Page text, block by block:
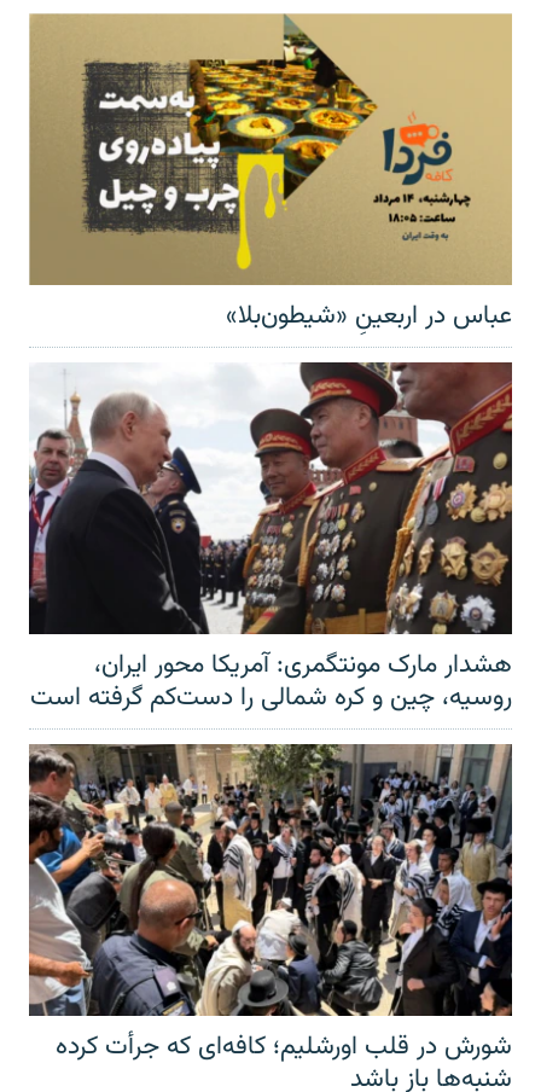
عباس در اربعینِ «شیطون‌بلا»
هشدار مارک مونتگمری: آمریکا محور ایران،
روسیه، چین و کره شمالی را دست‌کم گرفته است
شورش در قلب اورشلیم؛ کافه‌ای که جرأت کرده
شنبه‌ها باز باشد